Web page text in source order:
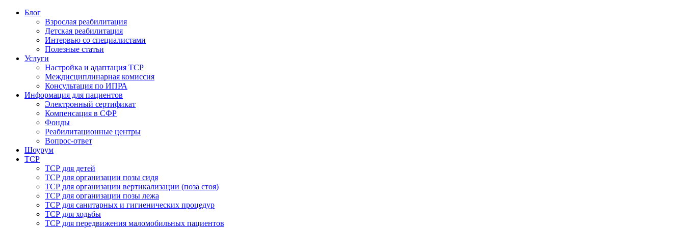
Блог
Взрослая реабилитация
Детская реабилитация
Интервью со специалистами
Полезные статьи
Услуги
Настройка и адаптация ТСР
Междисциплинарная комиссия
Консультация по ИПРА
Информация для пациентов
Электронный сертификат
Компенсация в СФР
Фонды
Реабилитационные центры
Вопрос-ответ
Шоурум
ТСР
ТСР для детей
ТСР для организации позы сидя
ТСР для организации вертикализации (поза стоя)
ТСР для организации позы лежа
ТСР для санитарных и гигиенических процедур
ТСР для ходьбы
ТСР для передвижения маломобильных пациентов